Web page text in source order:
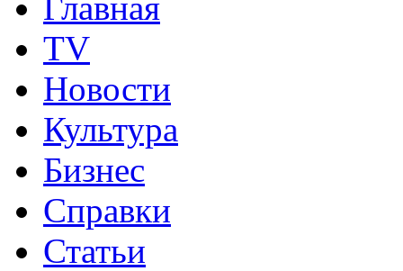
TV
Новости
Культура
Бизнеc
Справки
Статьи